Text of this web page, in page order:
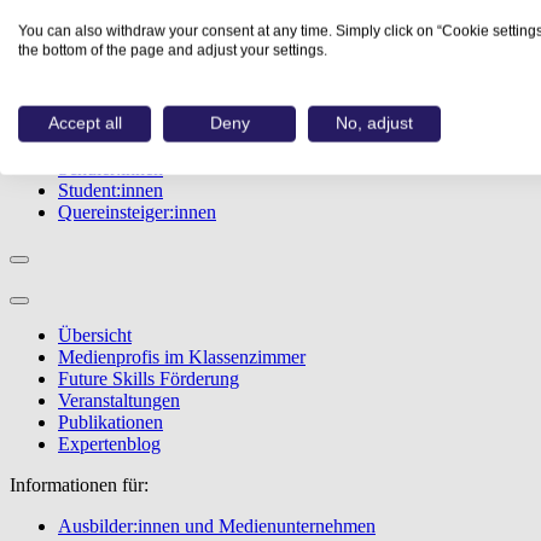
Studiengänge
Events
Berufstest
Informationen für:
Student:innen
Quereinsteiger:innen
Übersicht
Medienprofis im Klassenzimmer
Future Skills Förderung
Veranstaltungen
Publikationen
Expertenblog
Informationen für:
Ausbilder:innen und Medienunternehmen
You can also withdraw your consent at any time. Simply click on “Cookie
the bottom of the page and adjust your settings.
Accept all Deny No, adjust